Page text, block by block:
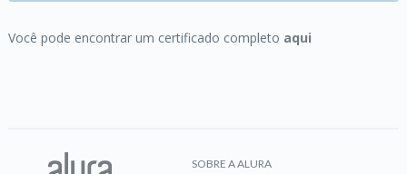
Você pode encontrar um certificado completo aqui
SOBRE A ALURA